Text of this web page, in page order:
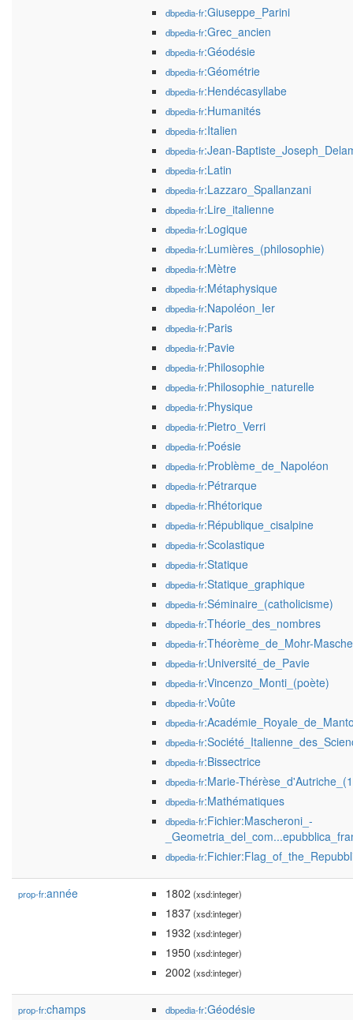
dbpedia-fr:Giuseppe_Parini
dbpedia-fr:Grec_ancien
dbpedia-fr:Géodésie
dbpedia-fr:Géométrie
dbpedia-fr:Hendécasyllabe
dbpedia-fr:Humanités
dbpedia-fr:Italien
dbpedia-fr:Jean-
dbpedia-fr:Latin
dbpedia-fr:Lazzaro_Spallanzani
dbpedia-fr:Lire_italienne
dbpedia-fr:Logique
dbpedia-fr:Lumières_(philosophie)
dbpedia-fr:Mètre
dbpedia-fr:Métaphysique
dbpedia-fr:Napoléon_Ier
dbpedia-fr:Paris
dbpedia-fr:Pavie
dbpedia-fr:Philosophie
dbpedia-fr:Philosophie_naturelle
dbpedia-fr:Physique
dbpedia-fr:Pietro_Verri
dbpedia-fr:Poésie
dbpedia-fr:Problème_de_Napoléon
dbpedia-fr:Pétrarque
dbpedia-fr:Rhétorique
dbpedia-fr:République_cisalpine
dbpedia-fr:Scolastique
dbpedia-fr:Statique
dbpedia-fr:Statique_graphique
dbpedia-fr:Séminaire_(catholicisme)
dbpedia-fr:Théorie_des_nombres
dbpedia-fr:Théorème_de_Mohr-
dbpedia-fr:Université_de_Pavie
dbpedia-fr:Vincenzo_Monti_(poète)
dbpedia-fr:Voûte
dbpedia-fr
dbpedia-fr
dbpedia-fr:Bissectrice
dbpedia-fr:Marie-
dbpedia-fr:Mathématiques
dbpedia-fr:Fichier:Mascheroni_-
dbpedia-fr
prop-fr:année 1802 (xsd:integer)
1837(xsd:integer)
1932 (xsd:integer)
1950 (xsd:integer)
2002 (xsd:integer)
prop-fr:champs dbpedia-fr:Géodésie